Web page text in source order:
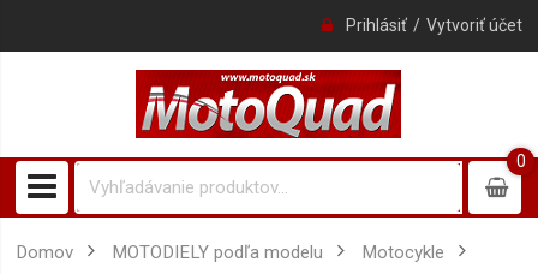
Prihlásiť Vytvoriť účet
0
0item
Domov MOTODIELY podľa modelu
Motocykle